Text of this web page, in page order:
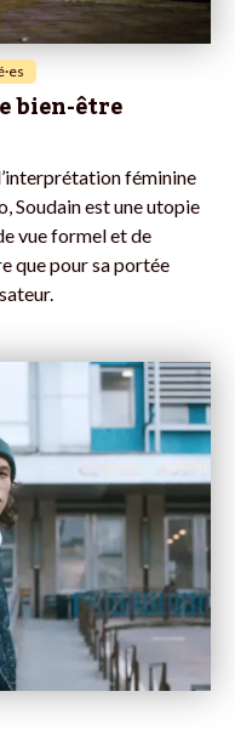
bien-être
féminine
Soudain est une utopie
vue formel et de
que pour sa portée